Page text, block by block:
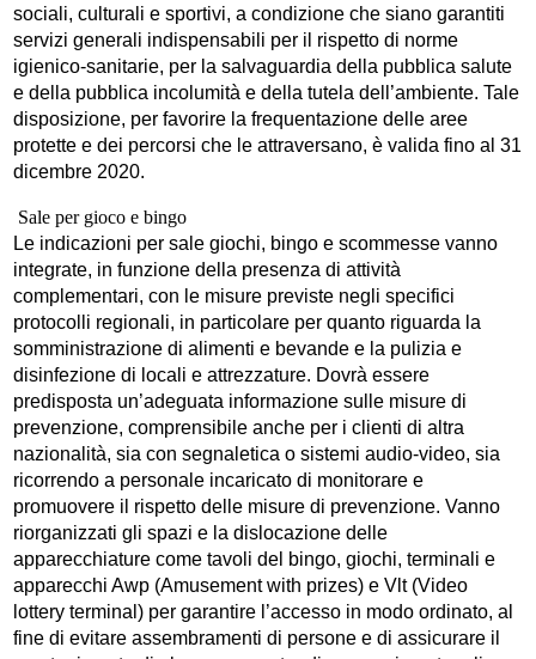
sociali, culturali e sportivi, a condizione che siano garantiti
servizi generali indispensabili per il rispetto di norme
igienico-sanitarie, per la salvaguardia della pubblica salute
e della pubblica incolumità e della tutela dell’ambiente. Tale
disposizione, per favorire la frequentazione delle aree
protette e dei percorsi che le attraversano, è valida fino al 31
dicembre 2020.
Sale per gioco e bingo
Le indicazioni per sale giochi, bingo e scommesse vanno
integrate, in funzione della presenza di attività
complementari, con le misure previste negli specifici
protocolli regionali, in particolare per quanto riguarda la
somministrazione di alimenti e bevande e la pulizia e
disinfezione di locali e attrezzature. Dovrà essere
predisposta un’adeguata informazione sulle misure di
prevenzione, comprensibile anche per i clienti di altra
nazionalità, sia con segnaletica o sistemi audio-video, sia
ricorrendo a personale incaricato di monitorare e
promuovere il rispetto delle misure di prevenzione. Vanno
riorganizzati gli spazi e la dislocazione delle
apparecchiature come tavoli del bingo, giochi, terminali e
apparecchi Awp (Amusement with prizes) e Vlt (Video
lottery terminal) per garantire l’accesso in modo ordinato, al
fine di evitare assembramenti di persone e di assicurare il